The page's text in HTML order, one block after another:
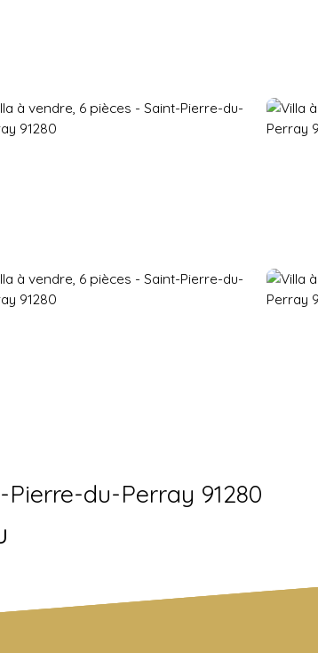
du-Perray 91280